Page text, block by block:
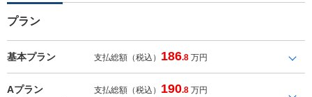
プラン
基本プラン 支払総額（税込） 186.8 万円
Aプラン 支払総額（税込） 190.8 万円